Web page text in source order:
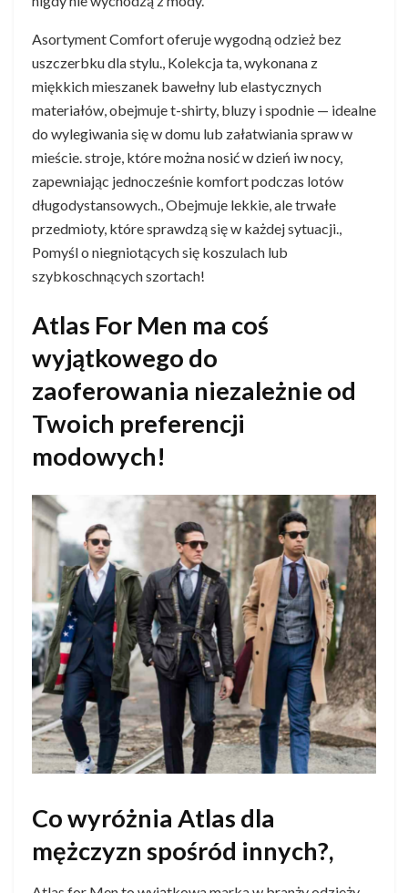
Asortyment Comfort oferuje wygodną odzież bez
uszczerbku dla stylu., Kolekcja ta, wykonana z
miękkich mieszanek bawełny lub elastycznych
materiałów, obejmuje t-shirty, bluzy i spodnie — idealne
do wylegiwania się w domu lub załatwiania spraw w
mieście. stroje, które można nosić w dzień iw nocy,
zapewniając jednocześnie komfort podczas lotów
długodystansowych., Obejmuje lekkie, ale trwałe
przedmioty, które sprawdzą się w każdej sytuacji.,
Pomyśl o niegniotących się koszulach lub
szybkoschnących szortach!
Atlas For Men ma coś
wyjątkowego do
zaoferowania niezależnie od
Twoich preferencji
modowych!
Co wyróżnia Atlas dla
mężczyzn spośród innych?,